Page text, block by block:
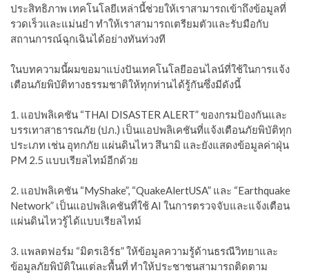
ประสิทธิภาพ เทคโนโลยีเหล่านี้ช่วยให้เราสามารถเข้าถึงข้อมูลที่
รวดเร็วและแม่นยำ ทำให้เราสามารถเตรียมตัวและรับมือกับ
สถานการณ์ฉุกเฉินได้อย่างทันท่วงที
ในบทความนี้ผมขอมาแบ่งปันเทคโนโลยีออนไลน์ที่ใช้ในการแจ้ง
เตือนภัยพิบัติทางธรรมชาติให้ทุกท่านได้รู้กันซึ่งมีดังนี้
1. แอปพลิเคชัน “THAI DISASTER ALERT” ของกรมป้องกันและ
บรรเทาสาธารณภัย (ปภ.) เป็นแอปพลิเคชันที่แจ้งเตือนภัยพิบัติทุก
ประเภท เช่น อุทกภัย แผ่นดินไหว สึนามิ และยังแสดงข้อมูลค่าฝุ่น
PM 2.5 แบบเรียลไทม์อีกด้วย
2. แอปพลิเคชัน “MyShake”, “QuakeAlertUSA” และ “Earthquake
Network” เป็นแอปพลิเคชันที่ใช้ AI ในการตรวจจับและแจ้งเตือน
แผ่นดินไหวรู้ได้แบบเรียลไทม์
3. แพลตฟอร์ม “มิตรเอิร์ธ” ให้ข้อมูลความรู้ด้านธรณีวิทยาและ
ข้อมูลภัยพิบัติในแต่ละพื้นที่ ทำให้ประชาชนสามารถติดตาม